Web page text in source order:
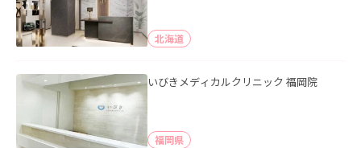
北海道
いびきメディカルクリニック 福岡院
福岡県